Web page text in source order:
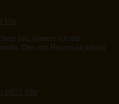
Uhr
bin, komme ich mit
Dies mit Herzen ist jedoch
10:21 Uhr